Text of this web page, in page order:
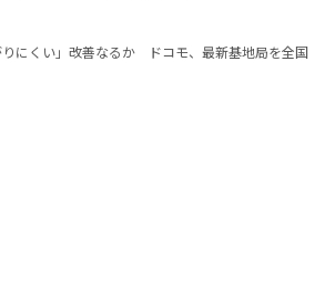
りにくい」改善なるか ドコモ、最新基地局を全国